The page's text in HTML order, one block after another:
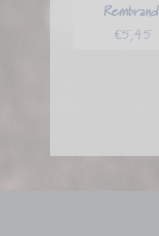
€5,45